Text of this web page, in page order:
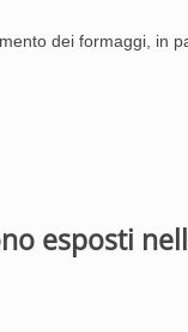
dei formaggi, in
esposti